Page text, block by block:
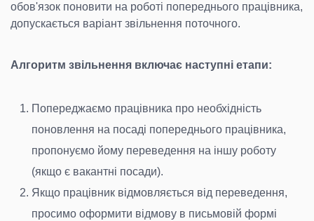
обов'язок поновити на роботі попереднього працівника,
допускається варіант звільнення поточного.
Алгоритм звільнення включає наступні етапи:
Попереджаємо працівника про необхідність
поновлення на посаді попереднього працівника,
пропонуємо йому переведення на іншу роботу
(якщо є вакантні посади).
Якщо працівник відмовляється від переведення,
просимо оформити відмову в письмовій формі